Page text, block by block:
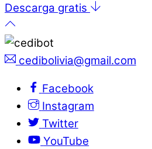
Descarga gratis
cedibolivia@gmail.com
Facebook
Instagram
Twitter
YouTube